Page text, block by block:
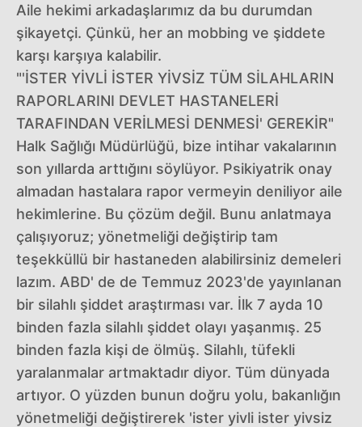
Aile hekimi arkadaşlarımız da bu durumdan
şikayetçi. Çünkü, her an mobbing ve şiddete
karşı karşıya kalabilir.
"'İSTER YİVLİ İSTER YİVSİZ TÜM SİLAHLARIN
RAPORLARINI DEVLET HASTANELERİ
TARAFINDAN VERİLMESİ DENMESİ' GEREKİR"
Halk Sağlığı Müdürlüğü, bize intihar vakalarının
son yıllarda arttığını söylüyor. Psikiyatrik onay
almadan hastalara rapor vermeyin deniliyor aile
hekimlerine. Bu çözüm değil. Bunu anlatmaya
çalışıyoruz; yönetmeliği değiştirip tam
teşekküllü bir hastaneden alabilirsiniz demeleri
lazım. ABD' de de Temmuz 2023'de yayınlanan
bir silahlı şiddet araştırması var. İlk 7 ayda 10
binden fazla silahlı şiddet olayı yaşanmış. 25
binden fazla kişi de ölmüş. Silahlı, tüfekli
yaralanmalar artmaktadır diyor. Tüm dünyada
artıyor. O yüzden bunun doğru yolu, bakanlığın
yönetmeliği değiştirerek 'ister yivli ister yivsiz